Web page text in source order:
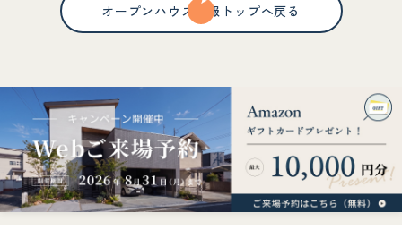
オープンハウス情報トップへ戻る